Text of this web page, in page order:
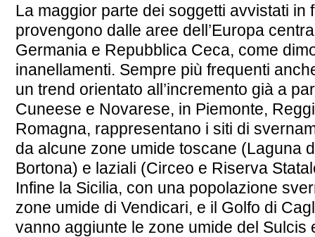
La maggior parte dei soggetti avvistati in
provengono dalle aree dell’Europa
Germania e Repubblica Ceca, come
inanellamenti. Sempre più frequenti
un trend orientato all’incremento già a
Cuneese e Novarese, in Piemonte,
Romagna, rappresentano i siti di
da alcune zone umide toscane (Laguna
Bortona) e laziali (Circeo e Riserva
Infine la Sicilia, con una popolazione
zone umide di Vendicari, e il Golfo di
vanno aggiunte le zone umide del Sulcis